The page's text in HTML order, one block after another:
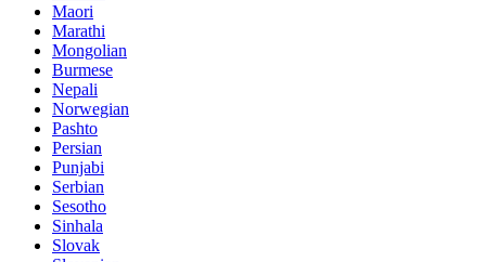
Maori
Marathi
Mongolian
Burmese
Nepali
Norwegian
Pashto
Persian
Punjabi
Serbian
Sesotho
Sinhala
Slovak